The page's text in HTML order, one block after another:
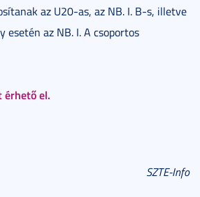
az U20-as, az NB. I. B-s, illetve
esetén az NB. I. A csoportos
érhető el.
SZTE-Info